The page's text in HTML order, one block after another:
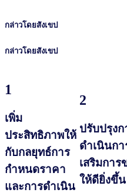
กล่าวโดยสังเขป
กล่าวโดยสังเขป
1
เพิ่ม
ประสิทธิภาพให้
กับกลยุทธ์การ
กำหนดราคา
และการดำเนิน
2
ปรับปรุงก
ดำเนินกา
เสริมการ
ให้ดียิ่งขึ้น